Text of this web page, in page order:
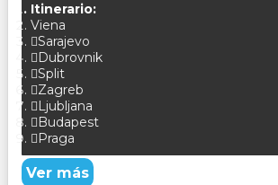
Itinerario:
Viena
Sarajevo
Dubrovnik
Split
Zagreb
Ljubljana
Budapest
Praga
Ver más